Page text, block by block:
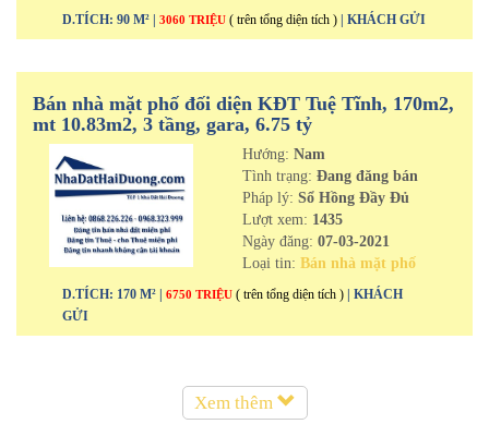
D.TÍCH: 90 M² | 3060 TRIỆU ( trên tổng diện tích ) | KHÁCH GỬI
Bán nhà mặt phố đối diện KĐT Tuệ Tĩnh, 170m2,
mt 10.83m2, 3 tầng, gara, 6.75 tỷ
Hướng: Nam
Tình trạng: Đang đăng bán
Pháp lý: Sổ Hồng Đầy Đủ
Lượt xem: 1435
Ngày đăng: 07-03-2021
Loại tin: Bán nhà mặt phố
D.TÍCH: 170 M² | 6750 TRIỆU ( trên tổng diện tích )
| KHÁCH
GỬI
Xem thêm